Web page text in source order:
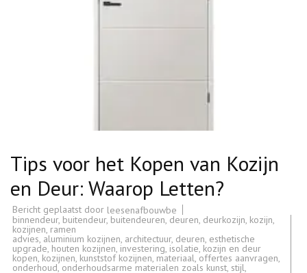
Tips voor het Kopen van Kozijn
en Deur: Waarop Letten?
Bericht geplaatst door leesenafbouwbe
binnendeur, buitendeur, buitendeuren, deuren, deurkozijn, kozijn,
kozijnen, ramen
advies, aluminium kozijnen, architectuur, deuren, esthetische
upgrade, houten kozijnen, investering, isolatie, kozijn en deur
kopen, kozijnen, kunststof kozijnen, materiaal, offertes aanvragen,
onderhoud, onderhoudsarme materialen zoals kunst, stijl,